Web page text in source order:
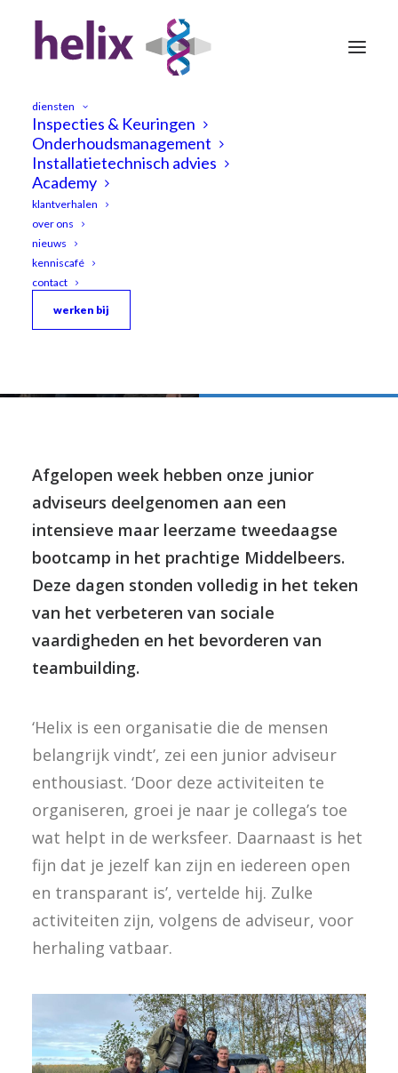
diensten
Inspecties & Keuringen
Onderhoudsmanagement
Installatietechnisch advies
Academy
klantverhalen
over ons
nieuws
kenniscafé
contact
werken bij
Junior
tweedaagse
Afgelopen week hebben onze junior
adviseurs deelgenomen aan een
intensieve maar leerzame tweedaagse
bootcamp in het prachtige Middelbeers.
Deze dagen stonden volledig in het teken
van het verbeteren van sociale
vaardigheden en het bevorderen van
teambuilding.
‘Helix is een organisatie die de mensen
belangrijk vindt’, zei een junior adviseur
enthousiast. ‘Door deze activiteiten te
organiseren, groei je naar je collega’s toe
wat helpt in de werksfeer. Daarnaast is het
fijn dat je jezelf kan zijn en iedereen open
en transparant is’, vertelde hij. Zulke
activiteiten zijn, volgens de adviseur, voor
herhaling vatbaar.